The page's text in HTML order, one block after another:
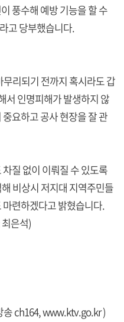
풍수해 예방 기능을 할 수
고 당부했습니다.
리되기 전까지 혹시라도 갑
서 인명피해가 발생하지 않
요하고 공사 현장을 잘 관
질 없이 이뤄질 수 있도록
비상시 저지대 지역주민들
련하겠다고 밝혔습니다.
은석)
송 ch164,www.ktv.go.kr)